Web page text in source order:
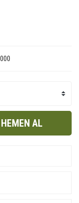
HEMEN AL